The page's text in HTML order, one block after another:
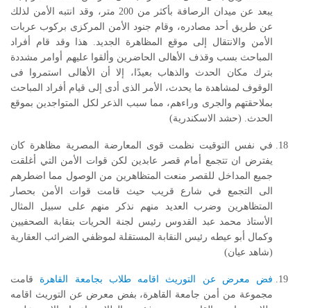
يبعد عن ميدان الرصافة بأكثر من 200 متر، وقد انتبه الأمن لذلك
عن طريق أحد مصادره، وقام جنود الأمن المركزى بركوب عربات
الأمن والانتقال إلى موقع المظاهرة الجديد. هذا وقد قام أفراد
المباحث بسب وقذف الأهالى الحاضرين وألقوا عليهم أوامر مشددة
بترك مكان الحدث والذهاب بعيدًا، إلا أن الأهالى استمروا فى
الوقوف لمشاهدة ما يحدث، الأمر الذى أدى إلى قيام أفراد المباحث
بملاحقتهم والجرى وراءهم، مما سبب الذعر لكل المتواجدين بموقع
الحدث. (حشد الاسكندرية)
في نفس التوقيت نظمت قوى المعارضة المصرية مظاهرة كان
يفترض ان تتجمع أمام قصر عابدين لكن قوات الأمن التي أغلقت
جميع المداخل للقصر منعت المتظاهرين من الوصول مما اضطرهم
الى التجمع في شارع قريب حيث قامت قوات الأمن بحصار
المتظاهرين وضرب العديد منهم نذكر منهم على سبيل المثال
الأستاذ محمد عبد القدوس رئيس لجنة الحريات بنقابة الصحفيين
وكمال أبو عيطه رئيس النقابة المستقلة لموظفي الضرائب العقارية
(شاهد عيان)
فض معرض عن التوريث اقامه طلاب بجامعة القاهرة قامت
مجموعة من أمن جامعة القاهرة، بفض معرض عن التوريث اقامه